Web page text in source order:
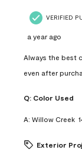
VERIFIED
a year ago
Always the best
even after
Q: Color Used
A: Willow Creek
Exterior